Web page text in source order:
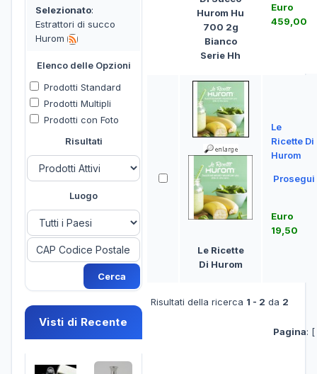
Selezionato:
Estrattori di succo
Hurom
Elenco delle Opzioni
Prodotti Standard
Prodotti Multipli
Prodotti con Foto
Risultati
Luogo
Visti di Recente
Hurom Hu
700 2g
Bianco
Serie Hh
Euro
459,00
Le Ricette
Di Hurom
Le
Ricette Di
Hurom
Prosegui
Euro
19,50
Risultati della ricerca 1 - 2 da 2
Pagina: [